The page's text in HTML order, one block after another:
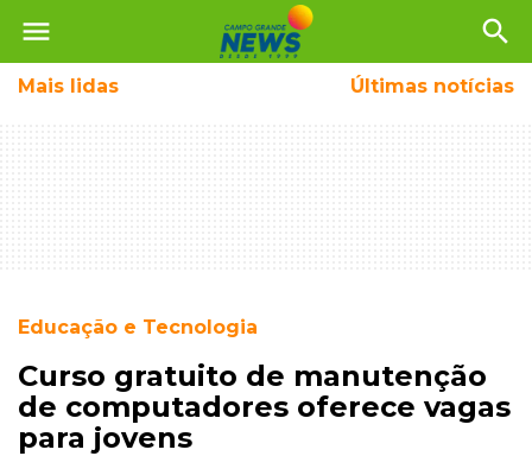
menu search
Mais lidas Últimas notícias
Educação e Tecnologia
Curso gratuito de manutenção
de computadores oferece vagas
para jovens